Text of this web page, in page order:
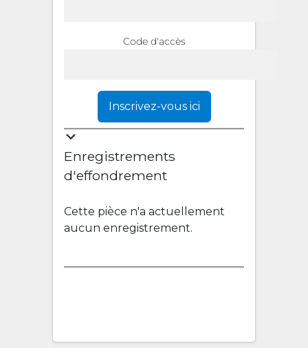
Code d'accès
Inscrivez-vous ici
Enregistrements
d'effondrement
Cette pièce n'a actuellement
aucun enregistrement.